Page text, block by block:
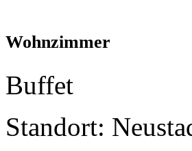
Wohnzimmer
Buffet
Standort: